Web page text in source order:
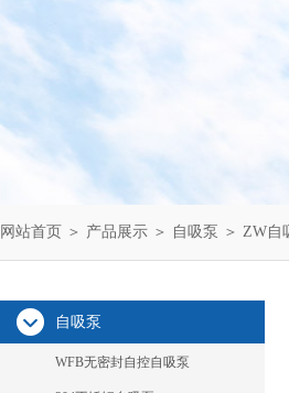
网站首页 ＞ 产品展示 ＞ 自吸泵 ＞ ZW自
自吸泵
WFB无密封自控自吸泵